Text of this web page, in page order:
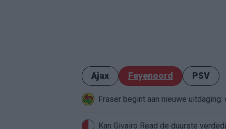
Ajax Feyenoord PSV
Fraser begint aan nieuwe